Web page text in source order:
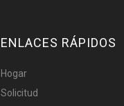
ENLACES RÁPIDOS
Hogar
Solicitud